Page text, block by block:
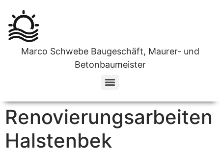
Marco Schwebe Baugeschäft, Maurer- und
Betonbaumeister
Renovierungsarbeiten
Halstenbek